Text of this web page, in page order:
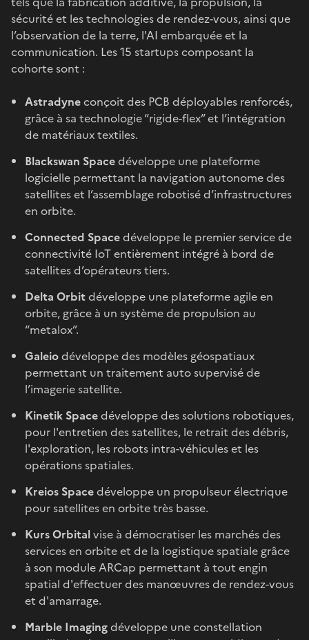
sécurité et les technologies de rendez-vous, ainsi que
l’observation de la terre, l'AI embarquée et la
communication. Les 15 startups composant la
cohorte sont :
Astradyneconçoit des PCB déployables renforcés,
grâce à sa technologie “rigide-flex” et l’intégration
de matériaux textiles.
Blackswan Spacedéveloppe une plateforme
logicielle permettant la navigation autonome des
satellites et l’assemblage robotisé d’infrastructures
en orbite.
Connected Spacedéveloppe le premier service de
connectivité IoT entièrement intégré à bord de
satellites d’opérateurs tiers.
Delta Orbitdéveloppe une plateforme agile en
orbite, grâce à un système de propulsion au
“metalox”.
Galeiodéveloppe des modèles géospatiaux
permettant un traitement auto supervisé de
l’imagerie satellite.
Kinetik Spacedéveloppe des solutions robotiques,
pour l'entretien des satellites, le retrait des débris,
l'exploration, les robots intra-véhicules et les
opérations spatiales.
Kreios Spacedéveloppe un propulseur électrique
pour satellites en orbite très basse.
Kurs Orbitalvise à démocratiser les marchés des
services en orbite et de la logistique spatiale grâce
à son module ARCap permettant à tout engin
spatial d'effectuer des manœuvres de rendez-vous
et d'amarrage.
Marble Imagingdéveloppe une constellation